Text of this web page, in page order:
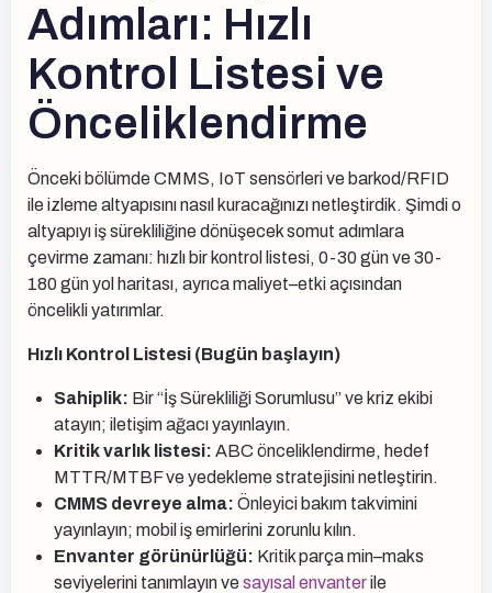
Adımları: Hızlı
Kontrol Listesi ve
Önceliklendirme
Önceki bölümde CMMS, IoT sensörleri ve barkod/RFID
ile izleme altyapısını nasıl kuracağınızı netleştirdik. Şimdi o
altyapıyı iş sürekliliğine dönüşecek somut adımlara
çevirme zamanı: hızlı bir kontrol listesi, 0-30 gün ve 30-
180 gün yol haritası, ayrıca maliyet–etki açısından
öncelikli yatırımlar.
Hızlı Kontrol Listesi (Bugün başlayın)
Sahiplik: Bir “İş Sürekliliği Sorumlusu” ve kriz ekibi
atayın; iletişim ağacı yayınlayın.
Kritik varlık listesi: ABC önceliklendirme, hedef
MTTR/MTBF ve yedekleme stratejisini netleştirin.
CMMS devreye alma: Önleyici bakım takvimini
yayınlayın; mobil iş emirlerini zorunlu kılın.
Envanter görünürlüğü: Kritik parça min–maks
seviyelerini tanımlayın vesayısal envanterile